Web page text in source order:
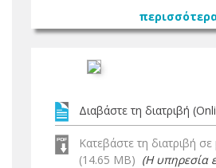
Διαβάστε τη διατριβή
Κατεβάστε τη διατριβή
(14.65 MB) (Η υπηρεσία